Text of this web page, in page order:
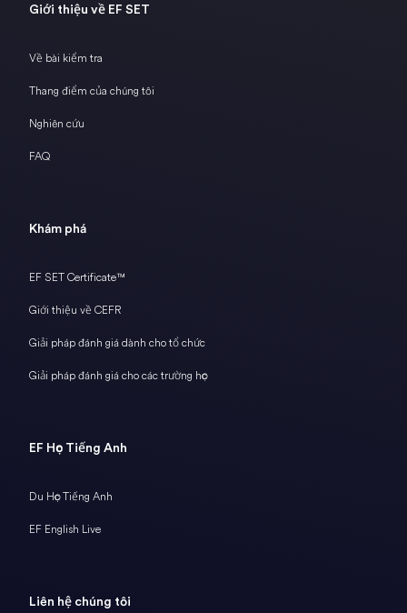
Giới thiệu về EF SET
Về bài kiểm tra
Thang điểm của chúng tôi
Nghiên cứu
FAQ
Khám phá
EF SET Certificate™
Giới thiệu về CEFR
Giải pháp đánh giá dành cho tổ chức
Giải pháp đánh giá cho các trường học
EF Học Tiếng Anh
Du Học Tiếng Anh
EF English Live
Liên hệ chúng tôi